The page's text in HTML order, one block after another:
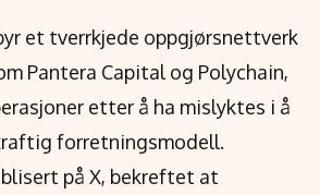
et tverrkjede oppgjørsnettverk
Pantera Capital og Polychain,
etter å ha mislyktes i å
forretningsmodell.
på X, bekreftet at